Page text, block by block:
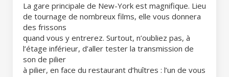
La gare principale de New-York est magnifique. Lieu
de tournage de nombreux films, elle vous donnera
des frissons
quand vous y entrerez. Surtout, n’oubliez pas, à
l’étage inférieur, d’aller tester la transmission de
son de pilier
à pilier, en face du restaurant d’huîtres : l’un de vous